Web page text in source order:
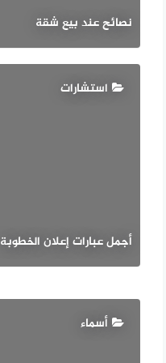
نصائح عند بيع شقة
استشارات
أجمل عبارات إعلان الخطوبة
أسماء